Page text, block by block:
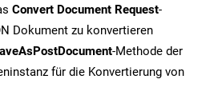
Convert Document Request-
Dokument zu konvertieren
-Methode der
für die Konvertierung von